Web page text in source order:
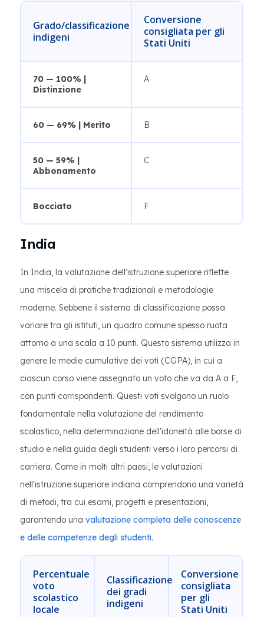
Grado/classificazione
indigeni
Conversione
consigliata per gli
Stati Uniti
70 — 100% |
Distinzione
A
60 — 69% | Merito B
50 — 59% |
Abbonamento
C
Bocciato F
India
In India, la valutazione dell'istruzione superiore riflette
una miscela di pratiche tradizionali e metodologie
moderne. Sebbene il sistema di classificazione possa
variare tra gli istituti, un quadro comune spesso ruota
attorno a una scala a 10 punti. Questo sistema utilizza in
genere le medie cumulative dei voti (CGPA), in cui a
ciascun corso viene assegnato un voto che va da A a F,
con punti corrispondenti. Questi voti svolgono un ruolo
fondamentale nella valutazione del rendimento
scolastico, nella determinazione dell'idoneità alle borse di
studio e nella guida degli studenti verso i loro percorsi di
carriera. Come in molti altri paesi, le valutazioni
nell'istruzione superiore indiana comprendono una varietà
di metodi, tra cui esami, progetti e presentazioni,
garantendo una valutazione completa delle conoscenze
e delle competenze degli studenti.
Percentuale
voto
scolastico
locale
Classificazione
dei gradi
indigeni
Conversione
consigliata
per gli
Stati Uniti